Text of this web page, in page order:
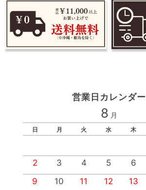
営業日カレンダー
8 月
日 月 火 水 木
2
3 4 5 6
9
10 11 12 13